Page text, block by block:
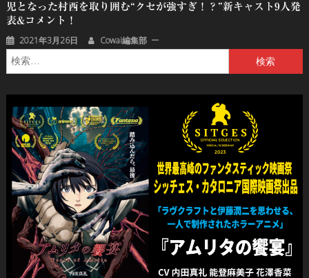
児となった村西を取り囲む“クセが強すぎ！？”新キャスト9人発
表&コメント！
2021年3月26日 Cowai編集部
索: